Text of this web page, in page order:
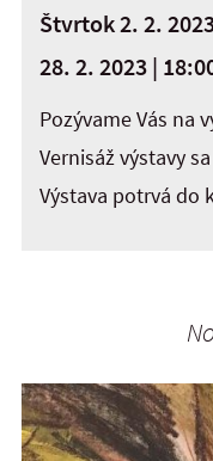
Štvrtok 2. 2.
28. 2. 2023 |
Pozývame Vás na
Vernisáž výstavy
Výstava potrvá do